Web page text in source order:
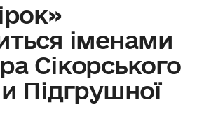
іменами
Сікорського
Підгрушної